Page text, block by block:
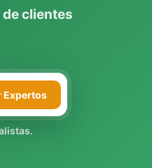
clientes
Expertos